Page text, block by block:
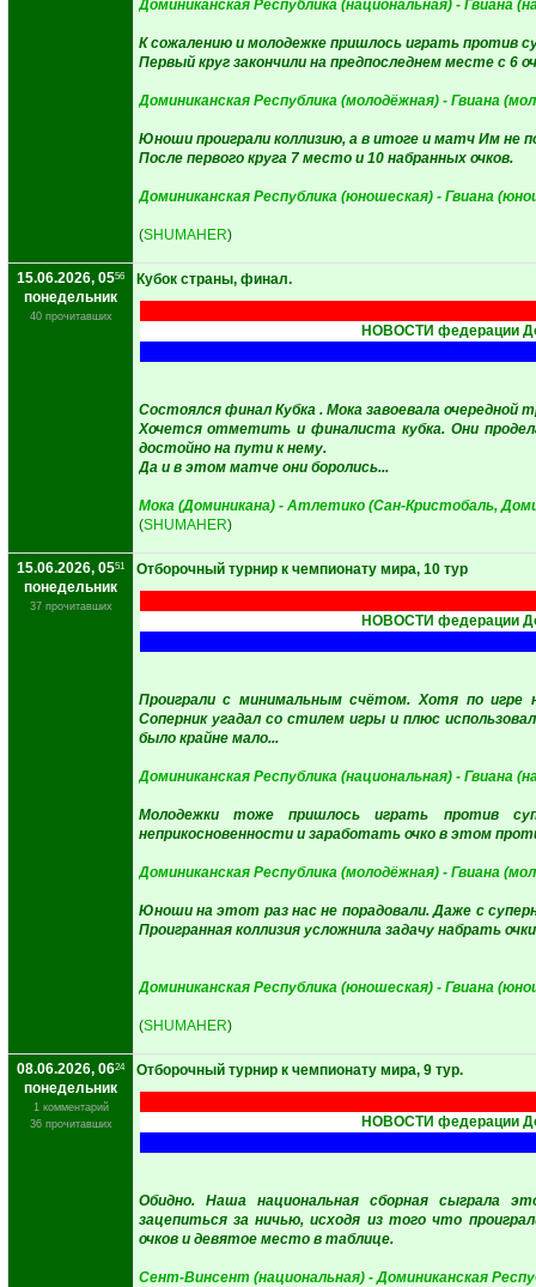
Доминиканская Республика (национальная) - Гвиана
К сожалению и молодежке пришлось играть против
Первый круг закончили на предпоследнем месте с 6
Доминиканская Республика (молодёжная) - Гвиана
Юноши проиграли коллизию, а в итоге и матч Им не
После первого круга 7 место и 10 набранных очков.
Доминиканская Республика (юношеская) - Гвиана
(SHUMAHER)
15.06.2026, 0556
понедельник
40 прочитавших
Кубок страны, финал.
НОВОСТИ федерации
Состоялся финал Кубка . Мока завоевала очередной
Хочется отметить и финалиста кубка. Они
достойно на пути к нему.
Да и в этом матче они боролись...
Мока (Доминикана) - Атлетико (Сан-Кристобаль,
(SHUMAHER)
15.06.2026, 0551
понедельник
37 прочитавших
Отборочный турнир к чемпионату мира, 10 тур
НОВОСТИ федерации
Проиграли с минимальным счётом. Хотя по игре
Соперник угадал со стилем игры и плюс
было крайне мало...
Доминиканская Республика (национальная) - Гвиана
Молодежки тоже пришлось играть против
неприкосновенности и заработать очко в этом
Доминиканская Республика (молодёжная) - Гвиана
Юноши на этот раз нас не порадовали. Даже с
Проигранная коллизия усложнила задачу набрать
Доминиканская Республика (юношеская) - Гвиана
(SHUMAHER)
08.06.2026, 0624
понедельник
1 комментарий
36 прочитавших
Отборочный турнир к чемпионату мира, 9 тур.
НОВОСТИ федерации
Обидно. Наша национальная сборная сыграла
зацепиться за ничью, исходя из того что
очков и девятое место в таблице.
Сент-Винсент (национальная) - Доминиканская